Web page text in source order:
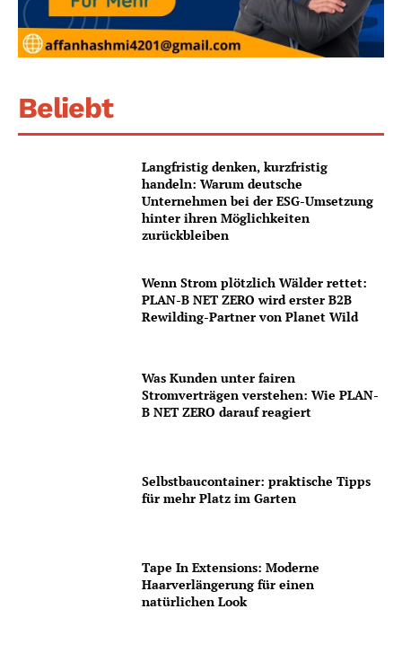
Beliebt
Langfristig denken, kurzfristig
handeln: Warum deutsche
Unternehmen bei der ESG-Umsetzung
hinter ihren Möglichkeiten
zurückbleiben
Wenn Strom plötzlich Wälder rettet:
PLAN-B NET ZERO wird erster B2B
Rewilding-Partner von Planet Wild
Was Kunden unter fairen
Stromverträgen verstehen: Wie PLAN-
B NET ZERO darauf reagiert
Selbstbaucontainer: praktische Tipps
für mehr Platz im Garten
Tape In Extensions: Moderne
Haarverlängerung für einen
natürlichen Look